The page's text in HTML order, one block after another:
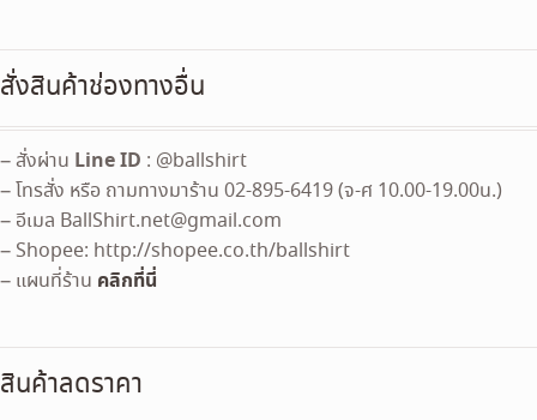
สั่งสินค้าช่องทางอื่น
– สั่งผ่าน Line ID : @ballshirt
– โทรสั่ง หรือ ถามทางมาร้าน 02-895-6419 (จ-ศ 10.00-19.00น.)
– อีเมล BallShirt.net@gmail.com
– Shopee: http://shopee.co.th/ballshirt
– แผนที่ร้าน คลิกที่นี่
สินค้าลดราคา